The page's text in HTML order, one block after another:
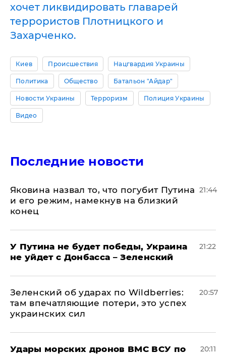
хочет ликвидировать главарей
террористов Плотницкого и
Захарченко.
Киев Происшествия Нацгвардия Украины
Политика Общество Батальон "Айдар"
Новости Украины Терроризм Полиция Украины
Видео
Последние новости
Яковина назвал то, что погубит Путина
и его режим, намекнув на близкий
конец
21:44
У Путина не будет победы, Украина
не уйдет с Донбасса – Зеленский
21:22
Зеленский об ударах по Wildberries:
там впечатляющие потери, это успех
украинских сил
20:57
Удары морских дронов ВМС ВСУ по 20:11